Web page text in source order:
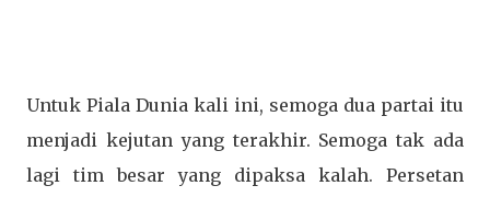
Untuk Piala Dunia kali ini, semoga dua partai itu
menjadi kejutan yang terakhir. Semoga tak ada
lagi tim besar yang dipaksa kalah. Persetan